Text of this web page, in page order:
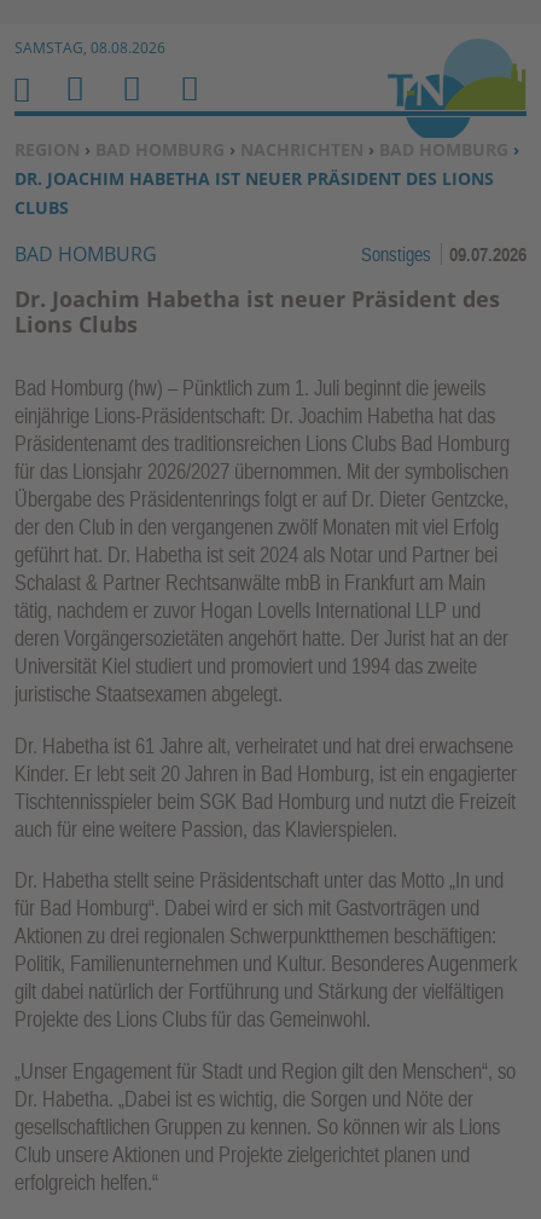
Zum Inhalt springen ↓
SAMSTAG, 08.08.2026
SIE BEFINDEN SICH HIER:
REGION › BAD HOMBURG › NACHRICHTEN › BAD HOMBURG ›
DR. JOACHIM HABETHA IST NEUER PRÄSIDENT DES LIONS
CLUBS
BAD HOMBURG Sonstiges 09.07.2026
Dr. Joachim Habetha ist neuer Präsident des
Lions Clubs
Bad Homburg (hw) – Pünktlich zum 1. Juli beginnt die jeweils
einjährige Lions-Präsidentschaft: Dr. Joachim Habetha hat das
Präsidentenamt des traditionsreichen Lions Clubs Bad Homburg
für das Lionsjahr 2026/2027 übernommen. Mit der symbolischen
Übergabe des Präsidentenrings folgt er auf Dr. Dieter Gentzcke,
der den Club in den vergangenen zwölf Monaten mit viel Erfolg
geführt hat. Dr. Habetha ist seit 2024 als Notar und Partner bei
Schalast & Partner Rechtsanwälte mbB in Frankfurt am Main
tätig, nachdem er zuvor Hogan Lovells International LLP und
deren Vorgängersozietäten angehört hatte. Der Jurist hat an der
Universität Kiel studiert und promoviert und 1994 das zweite
juristische Staatsexamen abgelegt.
Dr. Habetha ist 61 Jahre alt, verheiratet und hat drei erwachsene
Kinder. Er lebt seit 20 Jahren in Bad Homburg, ist ein engagierter
Tischtennisspieler beim SGK Bad Homburg und nutzt die Freizeit
auch für eine weitere Passion, das Klavierspielen.
Dr. Habetha stellt seine Präsidentschaft unter das Motto „In und
für Bad Homburg“. Dabei wird er sich mit Gastvorträgen und
Aktionen zu drei regionalen Schwerpunktthemen beschäftigen:
Politik, Familienunternehmen und Kultur. Besonderes Augenmerk
gilt dabei natürlich der Fortführung und Stärkung der vielfältigen
Projekte des Lions Clubs für das Gemeinwohl.
„Unser Engagement für Stadt und Region gilt den Menschen“, so
Dr. Habetha. „Dabei ist es wichtig, die Sorgen und Nöte der
gesellschaftlichen Gruppen zu kennen. So können wir als Lions
Club unsere Aktionen und Projekte zielgerichtet planen und
erfolgreich helfen.“
H
O
M
E
M
E
N
U
S
U
C
E
N
B
E
N
E
U
N
K
TI
O
N
E
N